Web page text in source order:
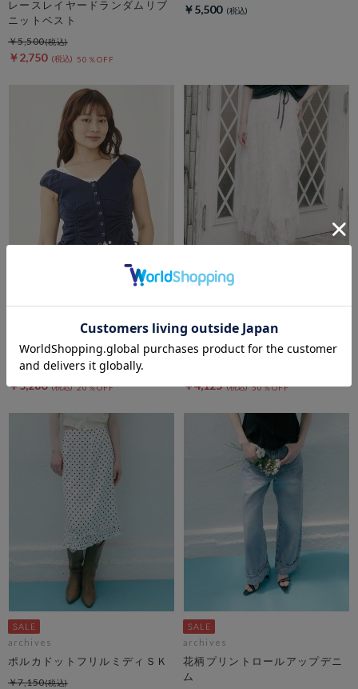
レースレイヤードランダムリブ
ニットベスト
￥2,750 50％OFF
￥5,500
￥5,500
ハリヌキ２ｗａｙドロストカッ
トＴＯＰＳ×ドットタンクＳＥ
￥5,280 20％OFF
￥6,600
レースエスカルゴラッフルスカ
ート
￥4,125 50％OFF
archives
ポルカドットフリルミディＳＫ
￥7,150
archives
花柄プリントロールアップデニ
ム